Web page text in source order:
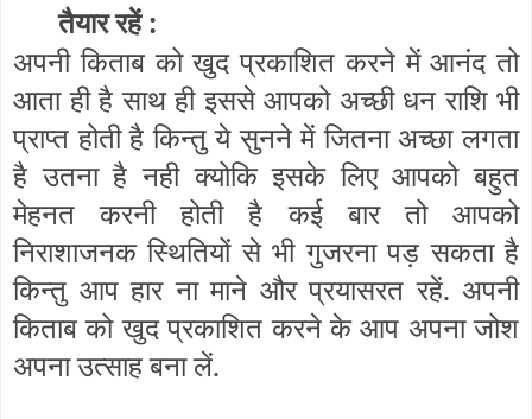
तैयार रहें :
अपनी किताब को खुद प्रकाशित करने में आनंद तो
आता ही है साथ ही इससे आपको अच्छी धन राशि भी
प्राप्त होती है किन्तु ये सुनने में जितना अच्छा लगता
है उतना है नही क्योकि इसके लिए आपको बहुत
मेहनत करनी होती है कई बार तो आपको
निराशाजनक स्थितियों से भी गुजरना पड़ सकता है
किन्तु आप हार ना माने और प्रयासरत रहें. अपनी
किताब को खुद प्रकाशित करने के आप अपना जोश
अपना उत्साह बना लें.